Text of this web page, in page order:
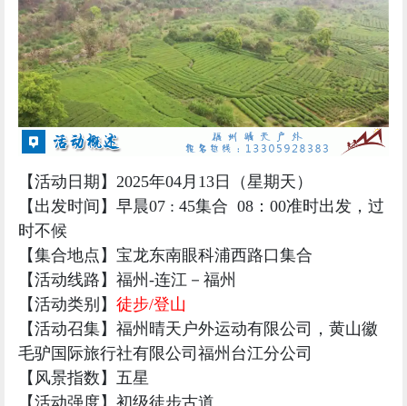
【活动日期】2025年04月13日（星期天）
【出发时间】早晨07 : 45集合 08：00准时出发，过
时不候
【集合地点】 宝龙东南眼科浦西路口集合
【活动线路】福州-连江－福州
【活动类别】 徒步/登山
【活动召集】福州晴天户外运动有限公司， 黄山徽
毛驴国际旅行社有限公司福州台江分公司
【风景指数】五星
【活动强度】 初级徒步古道